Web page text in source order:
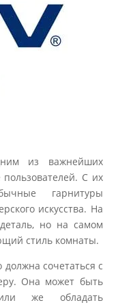
из важнейших
С их
гарнитуры
искусства. На
но на самом
стиль комнаты.
сочетаться с
Она может быть
или же обладать